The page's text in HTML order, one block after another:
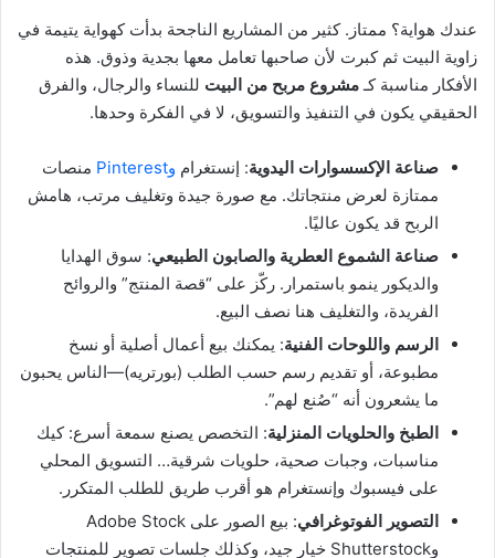
عندك هواية؟ ممتاز. كثير من المشاريع الناجحة بدأت كهواية يتيمة في
زاوية البيت ثم كبرت لأن صاحبها تعامل معها بجدية وذوق. هذه
الأفكار مناسبة كـمشروع مربح من البيت للنساء والرجال، والفرق
الحقيقي يكون في التنفيذ والتسويق، لا في الفكرة وحدها.
صناعة الإكسسوارات اليدوية: إنستغرام وPinterest
منصات
ممتازة لعرض منتجاتك. مع صورة جيدة وتغليف مرتب، هامش
الربح قد يكون عاليًا.
صناعة الشموع العطرية والصابون الطبيعي: سوق الهدايا
والديكور ينمو باستمرار. ركّز على “قصة المنتج” والروائح
الفريدة، والتغليف هنا نصف البيع.
الرسم واللوحات الفنية: يمكنك بيع أعمال أصلية أو نسخ
مطبوعة، أو تقديم رسم حسب الطلب (بورتريه)—الناس يحبون
ما يشعرون أنه “صُنع لهم”.
الطبخ والحلويات المنزلية: التخصص يصنع سمعة أسرع: كيك
مناسبات، وجبات صحية، حلويات شرقية… التسويق المحلي
على فيسبوك وإنستغرام هو أقرب طريق للطلب المتكرر.
التصوير الفوتوغرافي
: بيع الصور على Adobe Stock
وShutterstock خيار جيد، وكذلك جلسات تصوير للمنتجات